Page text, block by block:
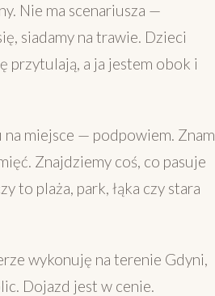
Nie ma scenariusza —
siadamy na trawie. Dzieci
przytulają, a ja jestem obok i
na miejsce — podpowiem. Znam
Znajdziemy coś, co pasuje
to plaża, park, łąka czy stara
wykonuję na terenie Gdyni,
Dojazd jest w cenie.